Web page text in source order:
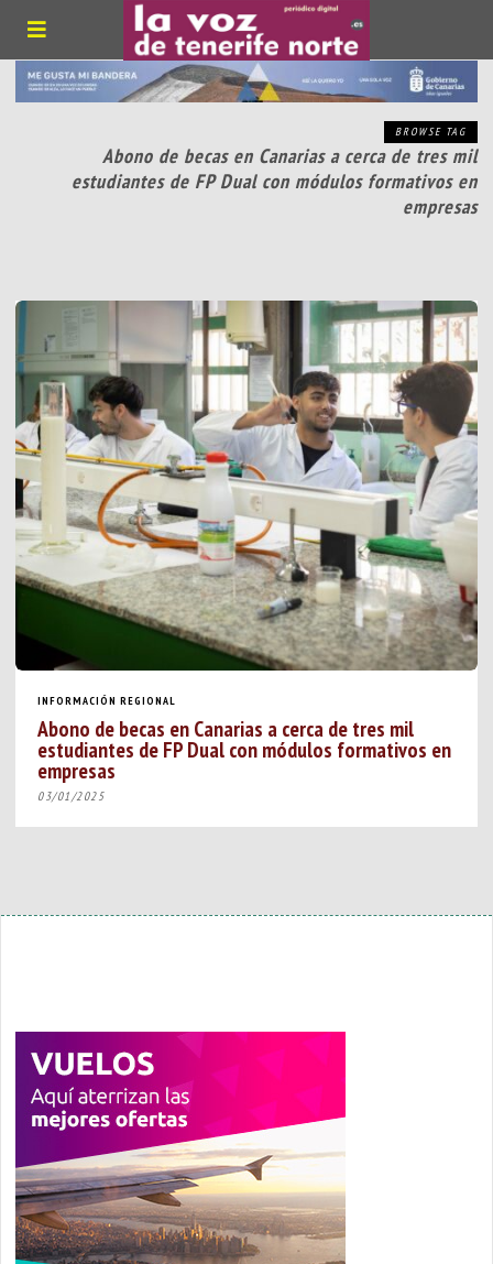
BROWSE TAG
Abono de becas en Canarias a cerca de tres mil
estudiantes de FP Dual con módulos formativos en
empresas
INFORMACIÓN REGIONAL
Abono de becas en Canarias a cerca de tres mil
estudiantes de FP Dual con módulos formativos en
empresas
03/01/2025